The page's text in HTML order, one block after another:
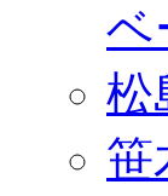
ベ
松
笹